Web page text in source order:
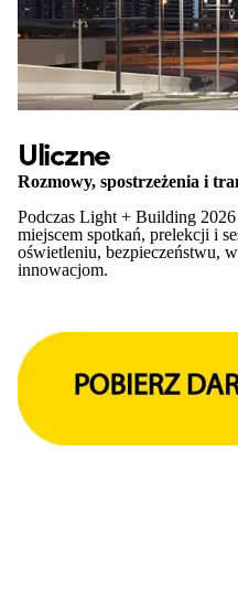
Uliczne
Rozmowy, spostrzeżenia i
Podczas Light + Building 2026
miejscem spotkań, prelekcji i
oświetleniu, bezpieczeństwu,
innowacjom.